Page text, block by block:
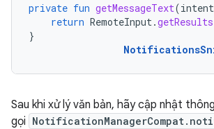
private fun getMessageText(intent
return RemoteInput .
}
Sau khi xử lý văn bản, hãy cập nhật
gọi